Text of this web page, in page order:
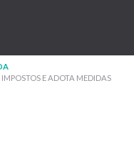
E ADOTA MEDIDAS